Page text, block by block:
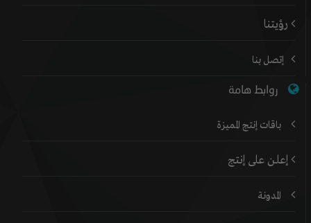
رؤيتنا
إتصل بنا
روابط هامة
باقات إنتج المميزة
إعلن على إنتج
المدونة